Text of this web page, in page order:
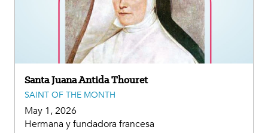
Santa Juana Antida Thouret
SAINT OF THE MONTH
May 1, 2026
Hermana y fundadora francesa